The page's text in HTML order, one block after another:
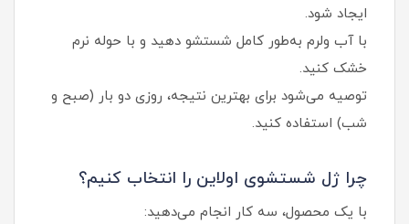
ایجاد شود.
با آب ولرم به‌طور کامل شستشو دهید و با حوله نرم
خشک کنید.
توصیه می‌شود برای بهترین نتیجه، روزی دو بار (صبح و
شب) استفاده کنید.
چرا ژل شستشوی اولاین را انتخاب کنیم؟
با یک محصول، سه کار انجام می‌دهید: